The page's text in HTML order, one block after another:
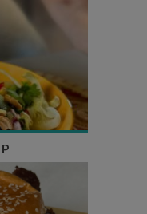
40 min
min
: 4